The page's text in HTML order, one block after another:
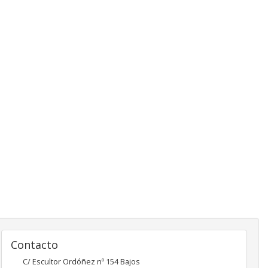
Contacto
C/ Escultor Ordóñez nº 154 Bajos